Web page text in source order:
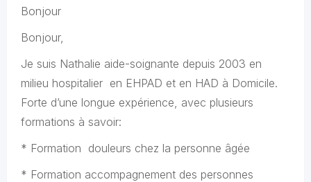
Bonjour
Bonjour,
Je suis Nathalie aide-soignante depuis 2003 en
milieu hospitalier en EHPAD et en HAD à Domicile.
Forte d’une longue expérience, avec plusieurs
formations à savoir:
* Formation douleurs chez la personne âgée
* Formation accompagnement des personnes